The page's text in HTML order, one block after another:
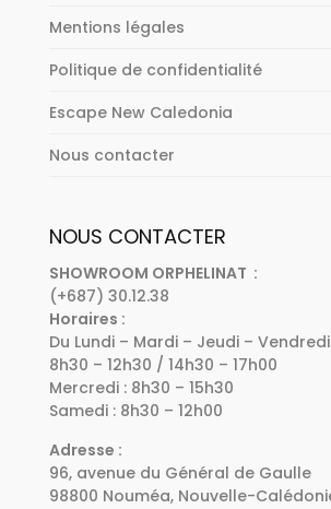
Mentions légales
Politique de confidentialité
Escape New Caledonia
Nous contacter
NOUS CONTACTER
SHOWROOM ORPHELINAT :
(+687) 30.12.38
Horaires :
Du Lundi – Mardi – Jeudi –
8h30 – 12h30 / 14h30 – 17h00
Mercredi : 8h30 – 15h30
Samedi : 8h30 – 12h00
Adresse :
96, avenue du Général de Gaulle
98800 Nouméa, Nouvelle-